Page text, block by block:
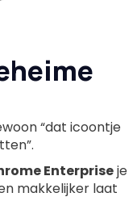
“dat icoontje
Enterpriseje
makkelijker laat